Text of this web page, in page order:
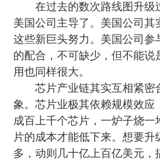
在过去的数次路线图升级
美国公司主导了。美国公司其
这些新巨头努力。美国公司参
的配合，不可缺少，但不能说
用也同样很大。
芯片产业链其实互相紧密
象。芯片业极其依赖规模效应
成百上千个芯片，一炉子烧一
片的成本才能低下来。想要升
多，动则几十亿上百亿美元，